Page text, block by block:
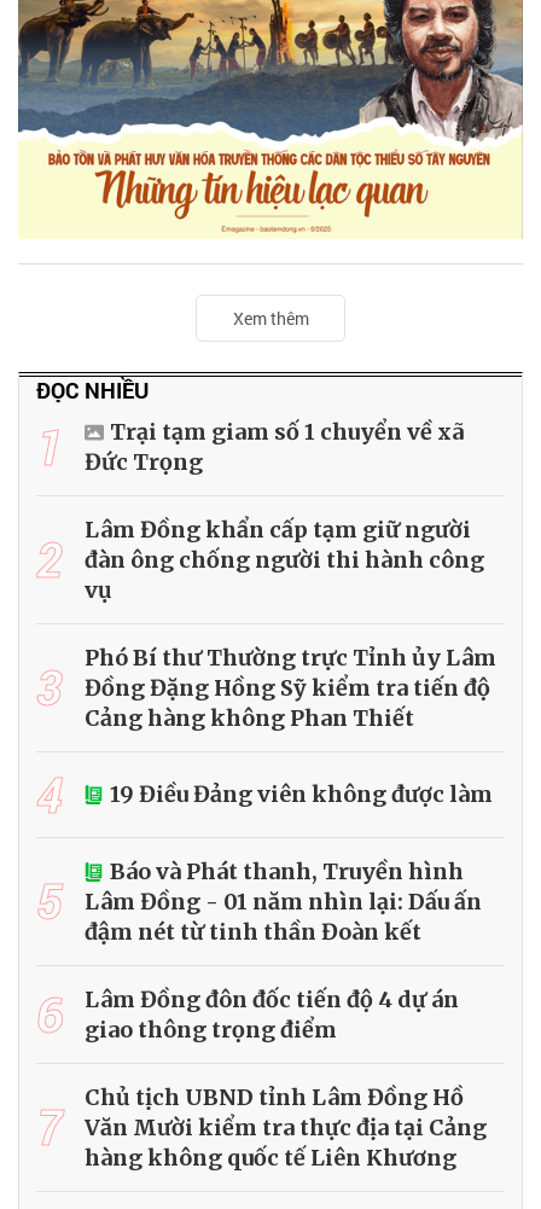
Xem thêm
ĐỌC NHIỀU
1
Trại tạm giam số 1 chuyển về xã
Đức Trọng
2
Lâm Đồng khẩn cấp tạm giữ người
đàn ông chống người thi hành công
vụ
3
Phó Bí thư Thường trực Tỉnh ủy Lâm
Đồng Đặng Hồng Sỹ kiểm tra tiến độ
Cảng hàng không Phan Thiết
4 19 Điều Đảng viên không được làm
5
Báo và Phát thanh, Truyền hình
Lâm Đồng - 01 năm nhìn lại: Dấu ấn
đậm nét từ tinh thần Đoàn kết
6
Lâm Đồng đôn đốc tiến độ 4 dự án
giao thông trọng điểm
7
Chủ tịch UBND tỉnh Lâm Đồng Hồ
Văn Mười kiểm tra thực địa tại Cảng
hàng không quốc tế Liên Khương